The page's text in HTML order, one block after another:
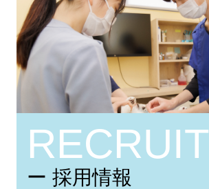
RECRUIT
ー 採用情報